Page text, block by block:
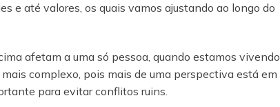
e até valores, os quais vamos ajustando ao longo do
afetam a uma só pessoa, quando estamos vivendo
complexo, pois mais de uma perspectiva está em
para evitar conflitos ruins.